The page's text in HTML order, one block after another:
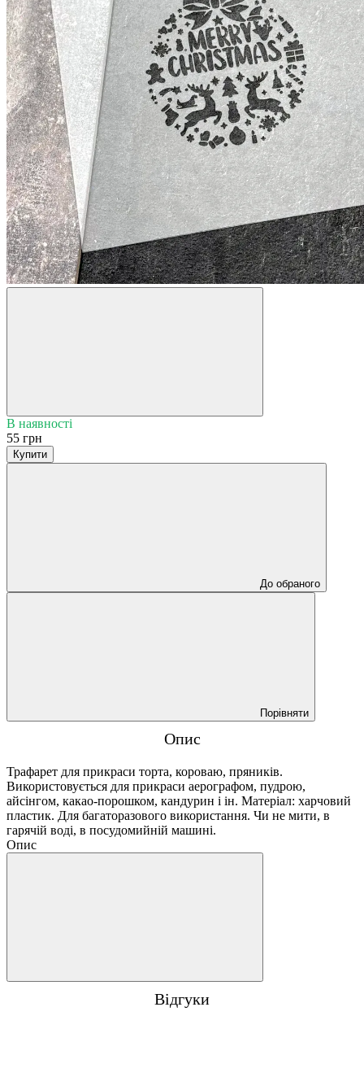
В наявності
55 грн
Купити
До обраного
Порівняти
Опис
Трафарет для прикраси торта, короваю, пряників.
Використовується для прикраси аерографом, пудрою,
айсінгом, какао-порошком, кандурин і ін. Матеріал: харчовий
пластик. Для багаторазового використання. Чи не мити, в
гарячій воді, в посудомийній машині.
Опис
Відгуки